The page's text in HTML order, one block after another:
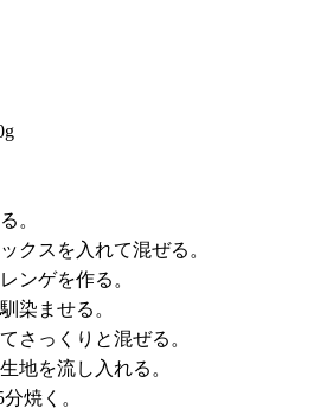
。
クスを入れて混ぜる。
ンゲを作る。
染ませる。
さっくりと混ぜる。
地を流し入れる。
焼く。